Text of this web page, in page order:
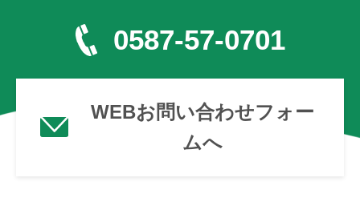
0587-57-0701
WEBお問い合わせフォー
ムへ